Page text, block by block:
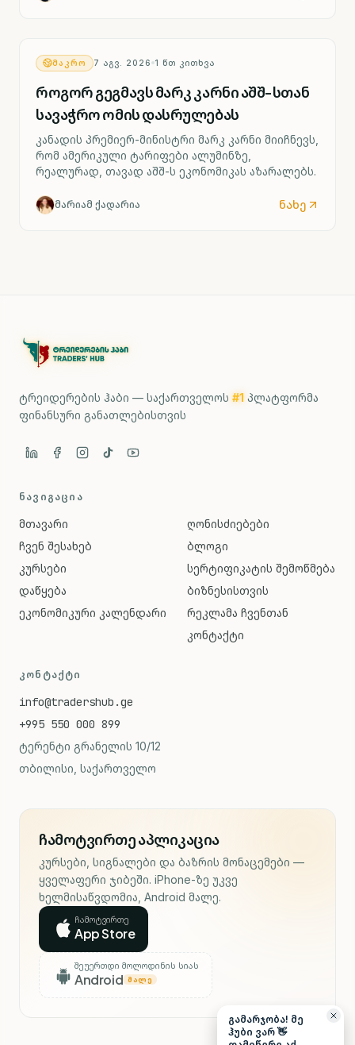
ᲛᲐᲙᲠᲝ 7 ᲐᲒᲕ. 2026 1 ᲬᲗ ᲙᲘᲗᲮᲕᲐ
როგორ გეგმავს მარკ კარნი აშშ-სთან
სავაჭრო ომის დასრულებას
კანადის პრემიერ-მინისტრი მარკ კარნი მიიჩნევს,
რომ ამერიკული ტარიფები ალუმინზე,
რეალურად, თავად აშშ-ს ეკონომიკას აზარალებს.
მარიამ ქადარია ნახე
ტრეიდერების ჰაბი — საქართველოს #1 პლატფორმა
ფინანსური განათლებისთვის
ᲜᲐᲕᲘᲒᲐᲪᲘᲐ
მთავარი
ჩვენ შესახებ
კურსები
დაწყება
ეკონომიკური კალენდარი
ღონისძიებები
ბლოგი
სერტიფიკატის შემოწმება
ბიზნესისთვის
რეკლამა ჩვენთან
კონტაქტი
ᲙᲝᲜᲢᲐᲥᲢᲘ
info@tradershub.ge
+995 550 000 899
ტერენტი გრანელის 10/12
თბილისი, საქართველო
ჩამოტვირთე აპლიკაცია
კურსები, სიგნალები და ბაზრის მონაცემები —
ყველაფერი ჯიბეში. iPhone-ზე უკვე
ხელმისაწვდომია, Android მალე.
ჩამოტვირთე
App Store
შეუერთდი მოლოდინის სიას
Android ᲛᲐᲚᲔ
გამარჯობა! მე
ჰუბი ვარ 👋